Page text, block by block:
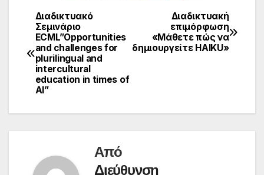
Πλοήγηση
άρθρων
Διαδικτυακή
επιμόρφωση
«Μάθετε πώς να
δημιουργείτε HAIKU»
Διαδικτυακό
Σεμινάριο
ECML”Opportunities
and challenges for
plurilingual and
intercultural
education in times of
AI”
Από
Διεύθυνση